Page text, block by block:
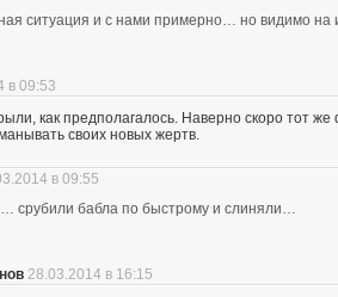
ситуация и с нами примерно… но видимо на
в 09:53
как предполагалось. Наверно скоро тот
своих новых жертв.
в 09:55
срубили бабла по быстрому и слиняли…
28.03.2014 в 16:15